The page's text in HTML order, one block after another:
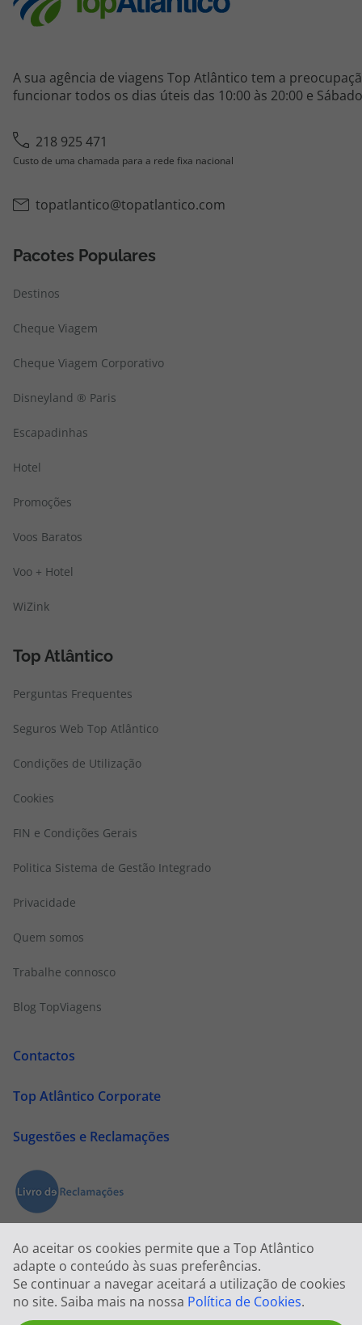
Ao aceitar os cookies permite que a Top Atlântico
adapte o conteúdo às suas preferências.
Se continuar a navegar aceitará a utilização de cookies
no site. Saiba mais na nossa Política de Cookies.
A sua agência de viagens Top Atlântico tem a
funcionar todos os dias úteis das 10:00 às 20:00 e
218 925 471
Custo de uma chamada para a rede fixa nacional
topatlantico@topatlantico.com
Pacotes Populares
Destinos
Cheque Viagem
Cheque Viagem Corporativo
Disneyland ® Paris
Escapadinhas
Hotel
Promoções
Voos Baratos
Voo + Hotel
WiZink
Top Atlântico
Perguntas Frequentes
Seguros Web Top Atlântico
Condições de Utilização
Cookies
FIN e Condições Gerais
Politica Sistema de Gestão Integrado
Privacidade
Quem somos
Trabalhe connosco
Blog TopViagens
Contactos
Top Atlântico Corporate
Sugestões e Reclamações